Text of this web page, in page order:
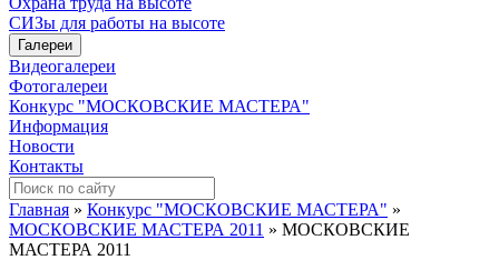
СИЗы для работы на высоте
Галереи
Видеогалереи
Фотогалереи
Конкурс "МОСКОВСКИЕ МАСТЕРА"
Информация
Новости
Контакты
Главная » Конкурс "МОСКОВСКИЕ МАСТЕРА" »
МОСКОВСКИЕ МАСТЕРА 2011 » МОСКОВСКИЕ
МАСТЕРА 2011